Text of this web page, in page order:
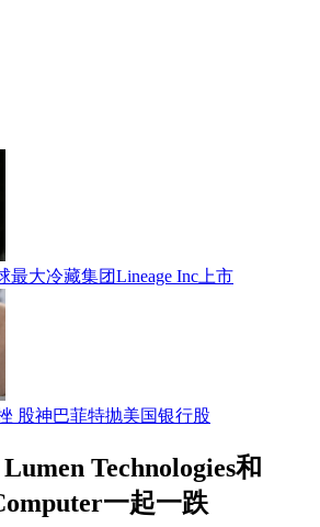
最大冷藏集团Lineage Inc上市
股神巴菲特抛美国银行股
Technologies和
一起一跌